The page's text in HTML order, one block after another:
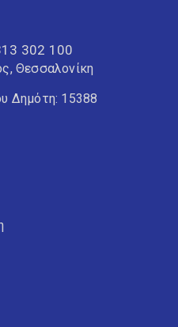
302 100
Θεσσαλονίκη
Δημότη: 15388